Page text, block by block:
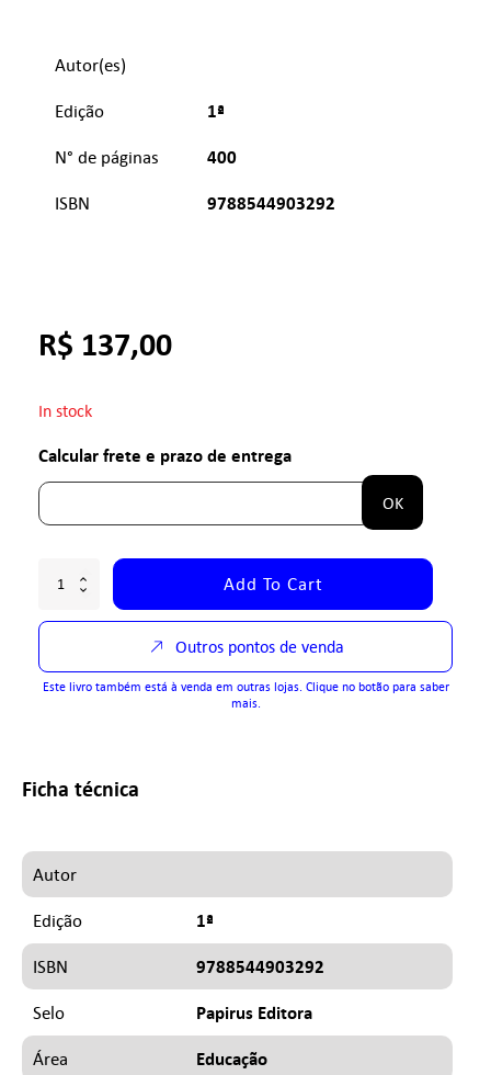
Autor(es)
Edição 1ª
N° de páginas 400
ISBN 9788544903292
R$ 137,00
In stock
Calcular frete e prazo de entrega
OK
Add To Cart
Outros pontos de venda
Este livro também está à venda em outras lojas. Clique no botão para saber
mais.
Ficha técnica
Autor
Edição 1ª
ISBN 9788544903292
Selo Papirus Editora
Área Educação